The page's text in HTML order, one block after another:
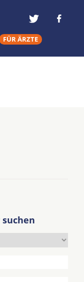
FÜR ÄRZTE